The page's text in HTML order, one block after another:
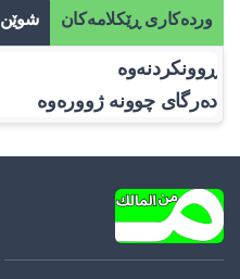
وردەکاری ڕێکلامەکان شوێن
ڕوونکردنەوە
دەرگای چوونە ژوورەوە